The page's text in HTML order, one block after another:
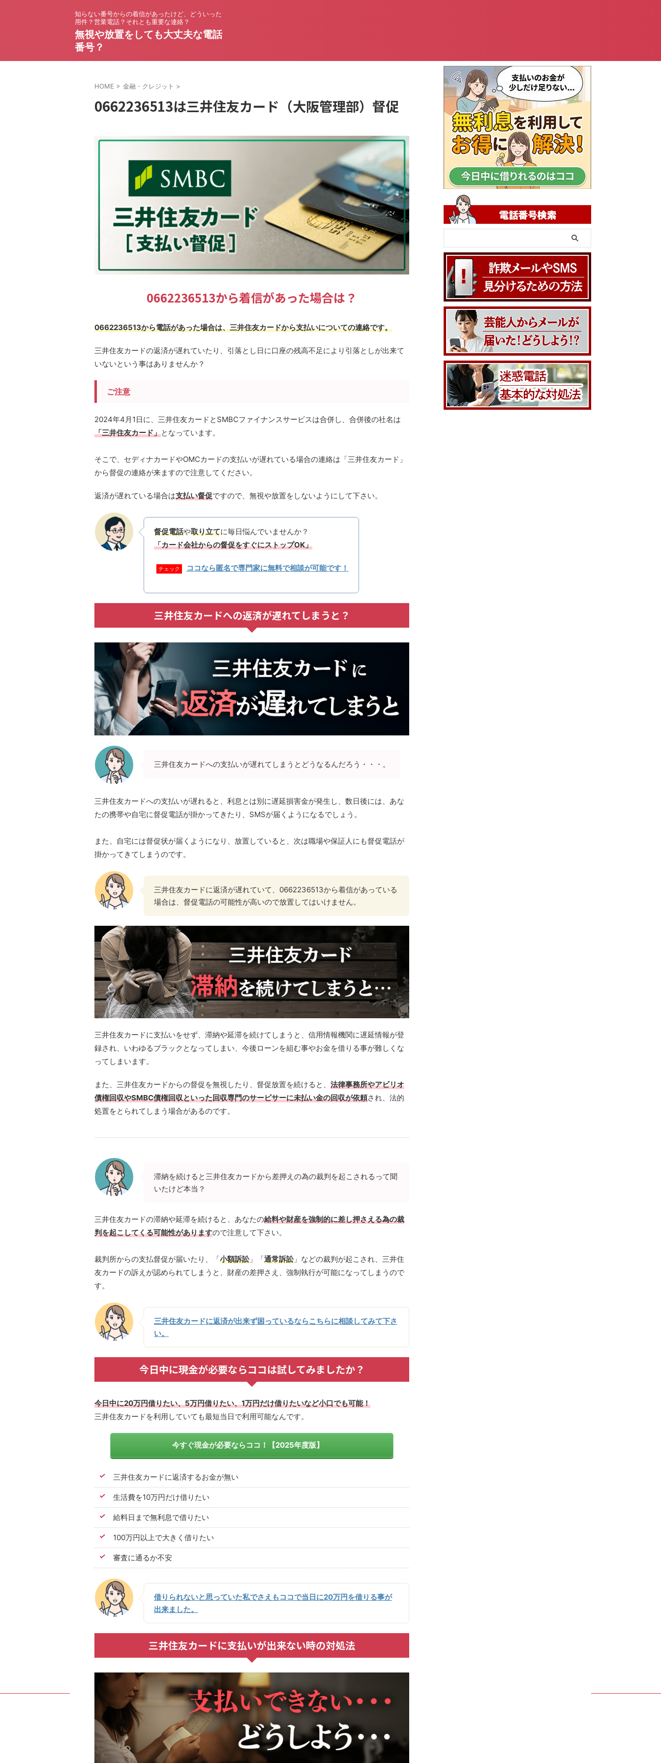
知らない番号からの着信があったけど、どういった
用件？営業電話？それとも重要な連絡？
無視や放置をしても大丈夫な電話
番号？
HOME > 金融・クレジット >
0662236513は三井住友カード（大阪管理部）督促
0662236513から着信があった場合は？
0662236513から電話があった場合は、三井住友カードから支払いについての連絡です。
三井住友カードの返済が遅れていたり、引落とし日に口座の残高不足により引落としが出来て
いないという事はありませんか？
ご注意
2024年4月1日に、三井住友カードとSMBCファイナンスサービスは合併し、合併後の社名は
「三井住友カード」となっています。
そこで、セディナカードやOMCカードの支払いが遅れている場合の連絡は「三井住友カード」
から督促の連絡が来ますので注意してください。
返済が遅れている場合は支払い督促ですので、無視や放置をしないようにして下さい。
督促電話や取り立てに毎日悩んでいませんか？
「カード会社からの督促をすぐにストップOK」
チェック ココなら匿名で専門家に無料で相談が可能です！
三井住友カードへの返済が遅れてしまうと？
三井住友カードへの支払いが遅れてしまうとどうなるんだろう・・・。
三井住友カードへの支払いが遅れると、利息とは別に遅延損害金が発生し、数日後には、あな
たの携帯や自宅に督促電話が掛かってきたり、SMSが届くようになるでしょう。
また、自宅には督促状が届くようになり、放置していると、次は職場や保証人にも督促電話が
掛かってきてしまうのです。
三井住友カードに返済が遅れていて、0662236513から着信があっている
場合は、督促電話の可能性が高いので放置してはいけません。
三井住友カードに支払いをせず、滞納や延滞を続けてしまうと、信用情報機関に遅延情報が登
録され、いわゆるブラックとなってしまい、今後ローンを組む事やお金を借りる事が難しくな
ってしまいます。
また、三井住友カードからの督促を無視したり、督促放置を続けると、 法律事務所やアビリオ
債権回収やSMBC債権回収といった回収専門のサービサーに未払い金の回収が依頼され、法的
処置をとられてしまう場合があるのです。
滞納を続けると三井住友カードから差押えの為の裁判を起こされるって聞
いたけど本当？
三井住友カードの滞納や延滞を続けると、あなたの給料や財産を強制的に差し押さえる為の裁
判を起こしてくる可能性がありますので注意して下さい。
裁判所からの支払督促が届いたり、「小額訴訟 」「通常訴訟 」などの裁判が起こされ、三井住
友カードの訴えが認められてしまうと、財産の差押さえ、強制執行が可能になってしまうので
す。
三井住友カードに返済が出来ず困っているならこちらに相談してみて下さ
い。
今日中に現金が必要ならココは試してみましたか？
今日中に20万円借りたい、5万円借りたい、1万円だけ借りたいなど小口でも可能！
三井住友カードを利用していても最短当日で利用可能なんです。
今すぐ現金が必要ならココ！【2025年度版】
三井住友カードに返済するお金が無い
生活費を10万円だけ借りたい
給料日まで無利息で借りたい
100万円以上で大きく借りたい
審査に通るか不安
借りられないと思っていた私でさえもココで当日に20万円を借りる事が
出来ました。
三井住友カードに支払いが出来ない時の対処法